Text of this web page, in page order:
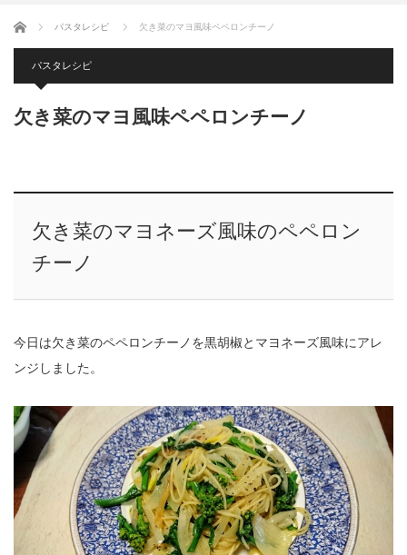
ホーム パスタレシピ 欠き菜のマヨ風味ペペロンチーノ
パスタレシピ
欠き菜のマヨ風味ペペロンチーノ
欠き菜のマヨネーズ風味のペペロン
チーノ
今日は欠き菜のペペロンチーノを黒胡椒とマヨネーズ風味にアレ
ンジしました。